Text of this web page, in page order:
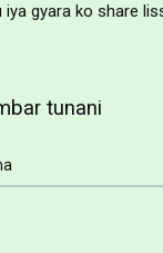
iya gyara ko share
tunani